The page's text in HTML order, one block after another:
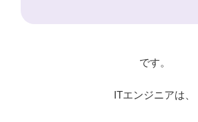
です。
ITエンジニアは、